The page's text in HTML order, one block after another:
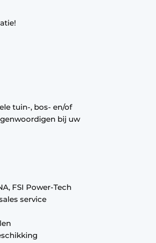
tuin-, bos- en/of
bij uw
FSI Power-Tech
service